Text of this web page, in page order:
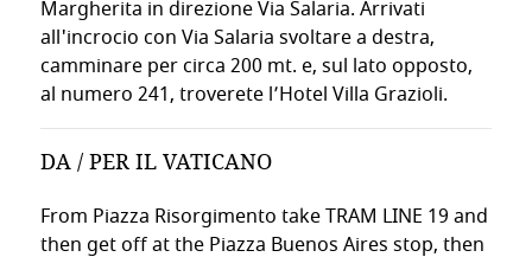
Il Villa Grazioli Boutique Hotel si trova nel prestigioso
QUALI SONO LE MIGLIORI PASSEGGIATE
LA STRUTTURA È SITUATA VICINO ALLA
Sì, il Villa Grazioli Boutique Hotel si trova vicino alla
IL VILLA GRAZIOLI BOUTIQUE HOTEL SI
È DISPONIBILE UN PARCHEGGIO
Le camere di Villa Grazioli combinano eleganza storica e
COMFORT & DESIGN
Ogni camera dispone di aria condizionata, TV satellitare,
WI-FI GRATUITO
Margherita in direzione Via Salaria. Arrivati
all'incrocio con Via Salaria svoltare a destra,
camminare per circa 200 mt. e, sul lato opposto,
al numero 241, troverete l’Hotel Villa Grazioli.
DA / PER IL VATICANO
From Piazza Risorgimento take TRAM LINE 19 and
then get off at the Piazza Buenos Aires stop, then